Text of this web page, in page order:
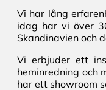
Vi har lång
idag har vi över
Skandinavien och
Vi erbjuder ett
heminredning och
har ett showroom